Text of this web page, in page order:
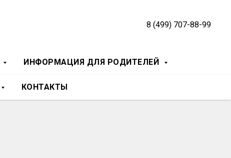
8 (499) 707-88-99
ИНФОРМАЦИЯ ДЛЯ РОДИТЕЛЕЙ
КОНТАКТЫ